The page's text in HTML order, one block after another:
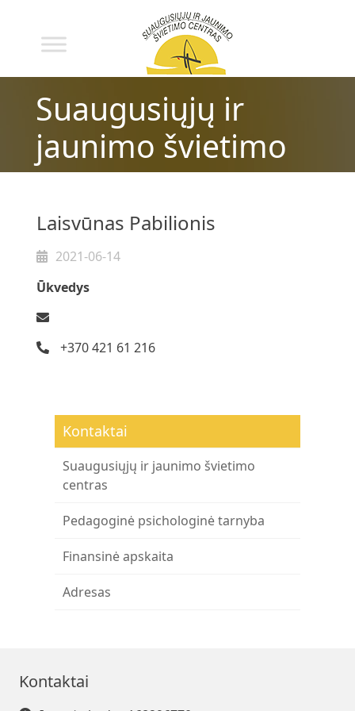
Suaugusiųjų ir
jaunimo švietimo
centras
Laisvūnas Pabilionis
2021-06-14
Ūkvedys
+370 421 61 216
Kontaktai
Suaugusiųjų ir jaunimo švietimo
centras
Pedagoginė psichologinė tarnyba
Finansinė apskaita
Adresas
Kontaktai